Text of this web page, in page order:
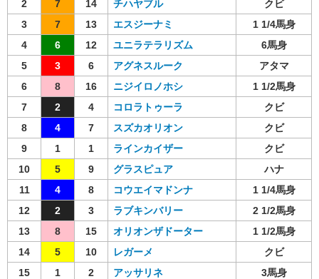
2
7 14 チハヤブル
クビ
3
7 13 エスジーナミ
1 1/4馬身
4
6 12 ユニラテラリズム
6馬身
5
3 6 アグネスルーク
アタマ
6
8 16 ニジイロノホシ
1 1/2馬身
7
2 4 コロラトゥーラ
クビ
8
4 7 スズカオリオン
クビ
9
1 1 ラインカイザー
クビ
10
5 9 グラスピュア
ハナ
11
4 8 コウエイマドンナ
1 1/4馬身
12
2 3 ラブキンバリー
2 1/2馬身
13
8 15 オリオンザドーター
1 1/2馬身
14
5 10 レガーメ
クビ
15
1 2 アッサリネ
3馬身